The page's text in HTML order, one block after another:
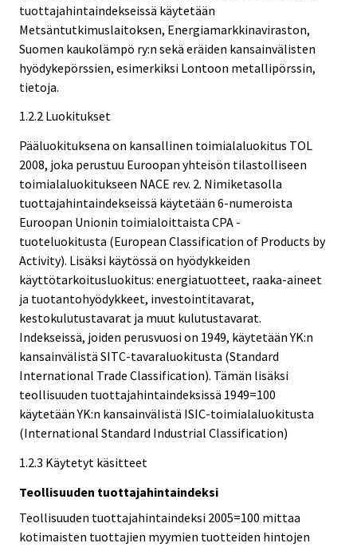
tuottajahintaindekseissä käytetään
Metsäntutkimuslaitoksen, Energiamarkkinaviraston,
Suomen kaukolämpö ry:n sekä eräiden kansainvälisten
hyödykepörssien, esimerkiksi Lontoon metallipörssin,
tietoja.
1.2.2 Luokitukset
Pääluokituksena on kansallinen toimialaluokitus TOL
2008, joka perustuu Euroopan yhteisön tilastolliseen
toimialaluokitukseen NACE rev. 2. Nimiketasolla
tuottajahintaindekseissä käytetään 6-numeroista
Euroopan Unionin toimialoittaista CPA -
tuoteluokitusta (European Classification of Products by
Activity). Lisäksi käytössä on hyödykkeiden
käyttötarkoitusluokitus: energiatuotteet, raaka-aineet
ja tuotantohyödykkeet, investointitavarat,
kestokulutustavarat ja muut kulutustavarat.
Indekseissä, joiden perusvuosi on 1949, käytetään YK:n
kansainvälistä SITC-tavaraluokitusta (Standard
International Trade Classification). Tämän lisäksi
teollisuuden tuottajahintaindeksissä 1949=100
käytetään YK:n kansainvälistä ISIC-toimialaluokitusta
(International Standard Industrial Classification)
1.2.3 Käytetyt käsitteet
Teollisuuden tuottajahintaindeksi
Teollisuuden tuottajahintaindeksi 2005=100 mittaa
kotimaisten tuottajien myymien tuotteiden hintojen